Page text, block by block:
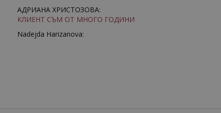
АДРИАНА ХРИСТОЗОВА:
КЛИЕНТ СЪМ ОТ МНОГО ГОДИНИ
Nadejda Harizanova: